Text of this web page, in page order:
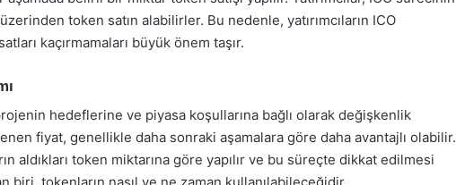
token satın alabilirler. Bu nedenle, yatırımcıların ICO
kaçırmamaları büyük önem taşır.
hedeflerine ve piyasa koşullarına bağlı olarak değişkenlik
fiyat, genellikle daha sonraki aşamalara göre daha avantajlı olabilir.
aldıkları token miktarına göre yapılır ve bu süreçte dikkat edilmesi